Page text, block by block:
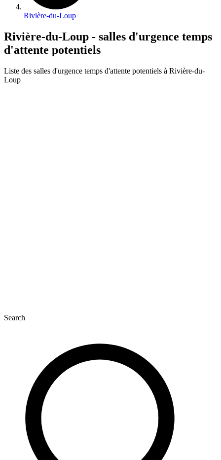
Rivière-du-Loup
Rivière-du-Loup - salles d'urgence temps
d'attente potentiels
Liste des salles d'urgence temps d'attente potentiels à Rivière-du-
Loup
Search